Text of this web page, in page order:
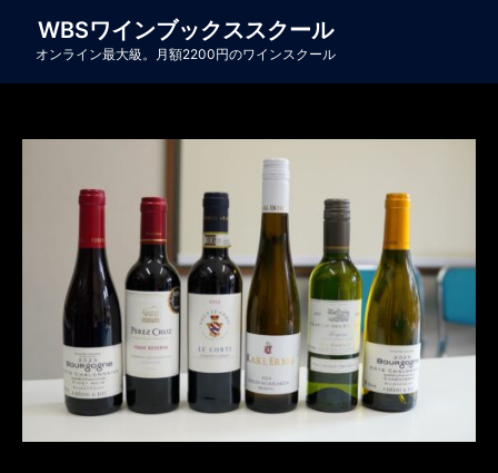
WBSワインブックススクール
オンライン最大級。月額2200円のワインスクール